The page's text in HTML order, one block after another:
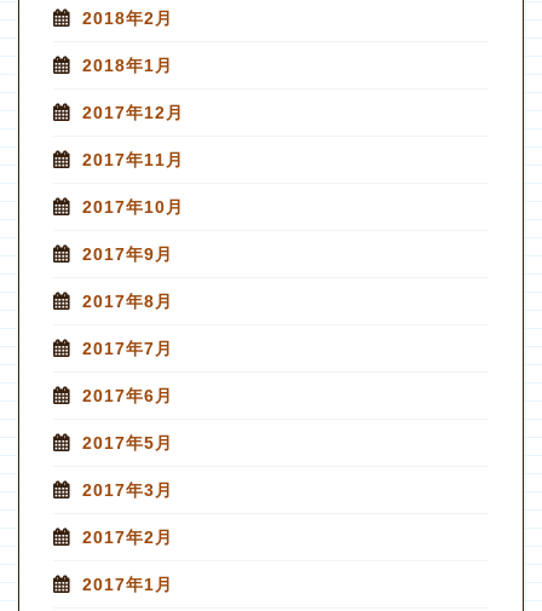
2018年2月
2018年1月
2017年12月
2017年11月
2017年10月
2017年9月
2017年8月
2017年7月
2017年6月
2017年5月
2017年3月
2017年2月
2017年1月